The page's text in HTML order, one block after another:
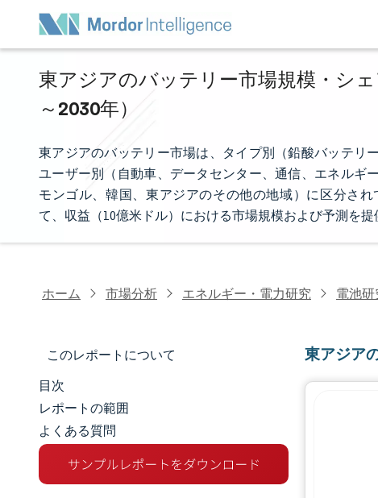
東アジアのバッテリー市場規模・シ
～2030年）
東アジアのバッテリー市場は、タイプ別（鉛酸バッテリ
ユーザー別（自動車、データセンター、通信、エネルギ
モンゴル、韓国、東アジアのその他の地域）に区分さ
て、収益（10億米ドル）における市場規模および予測を提
ホーム 市場分析 エネルギー・電力研究 電池研
このレポートについて
マーケットスナップショット
市場概要
主な市場動向
目次
レポートの範囲
よくある質問
東アジア